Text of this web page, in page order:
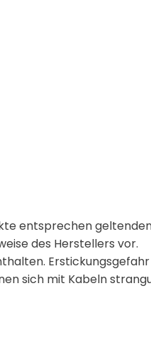
entsprechen
des Herstellers vor.
sich mit Kabeln